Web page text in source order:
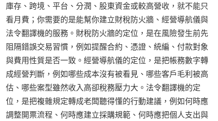
庫存、跨境、平台、分潤、股東資金或較高營收，就不能只
看月費；你需要的是能幫你建立財稅防火牆、經營導航儀與
法令翻譯機的服務。財稅防火牆的定位，是在風險發生前先
阻隔錯誤交易習慣，例如提醒合約、憑證、統編、付款對象
與費用性質是否一致。經營導航儀的定位，是把帳務數字轉
成經營判斷，例如哪些成本沒有被看見、哪些客戶毛利被高
估、哪些案型雖然收入高卻稅務壓力大。法令翻譯機的定
位，是把複雜規定轉成老闆聽得懂的行動建議，例如何時應
調整開票流程、何時應建立採購規範、何時應把個人支出與